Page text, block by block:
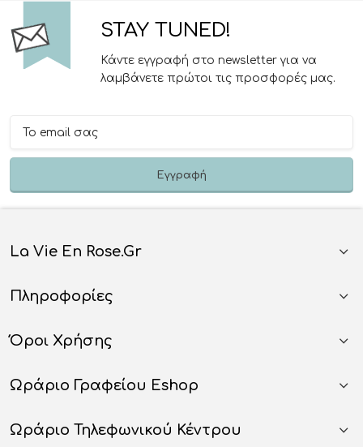
STAY TUNED!
Κάντε εγγραφή στο newsletter για να
λαμβάνετε πρώτοι τις προσφορές μας.
La Vie En Rose.gr
Πληροφορίες
Όροι Χρήσης
Ωράριο Γραφείου Eshop
Ωράριο Τηλεφωνικού Κέντρου